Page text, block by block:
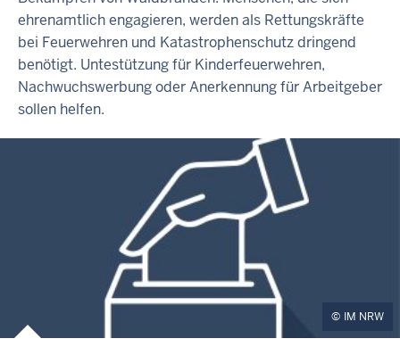
ehrenamtlich engagieren, werden als Rettungskräfte
bei Feuerwehren und Katastrophenschutz dringend
benötigt. Untestützung für Kinderfeuerwehren,
Nachwuchswerbung oder Anerkennung für Arbeitgeber
sollen helfen.
IM NRW